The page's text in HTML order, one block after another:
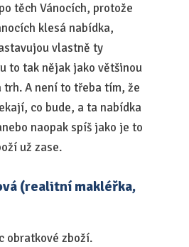
těch Vánocích, protože
klesá nabídka,
vlastně ty
to tak nějak jako většinou
trh. A není to třeba tím, že
co bude, a ta nabídka
naopak spíš jako je to
už zase.
(realitní makléřka,
obratkové zboží.